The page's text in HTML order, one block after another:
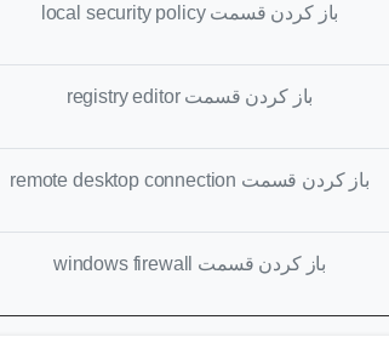
باز کردن قسمتlocal security policy
باز کردن قسمتregistry editor
باز کردن قسمت remote desktop connection
باز کردن قسمت windows firewall